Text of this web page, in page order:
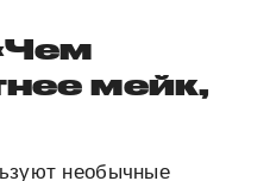
мейк,
необычные